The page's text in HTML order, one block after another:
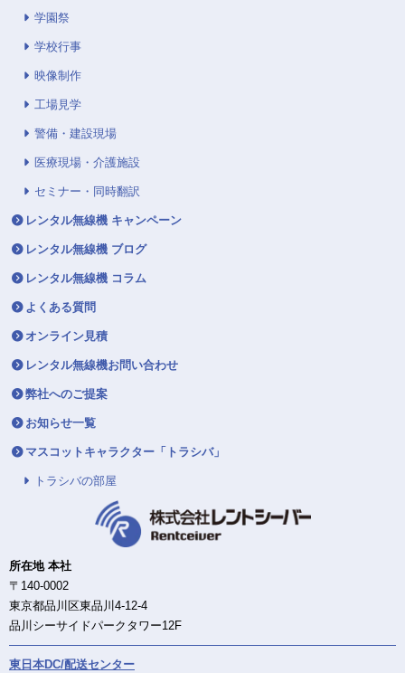
学園祭
学校行事
映像制作
工場見学
警備・建設現場
医療現場・介護施設
セミナー・同時翻訳
レンタル無線機 キャンペーン
レンタル無線機 ブログ
レンタル無線機 コラム
よくある質問
オンライン見積
レンタル無線機お問い合わせ
弊社へのご提案
お知らせ一覧
マスコットキャラクター「トラシバ」
トラシバの部屋
所在地 本社
〒140-0002
東京都品川区東品川4-12-4
品川シーサイドパークタワー12F
東日本DC/配送センター